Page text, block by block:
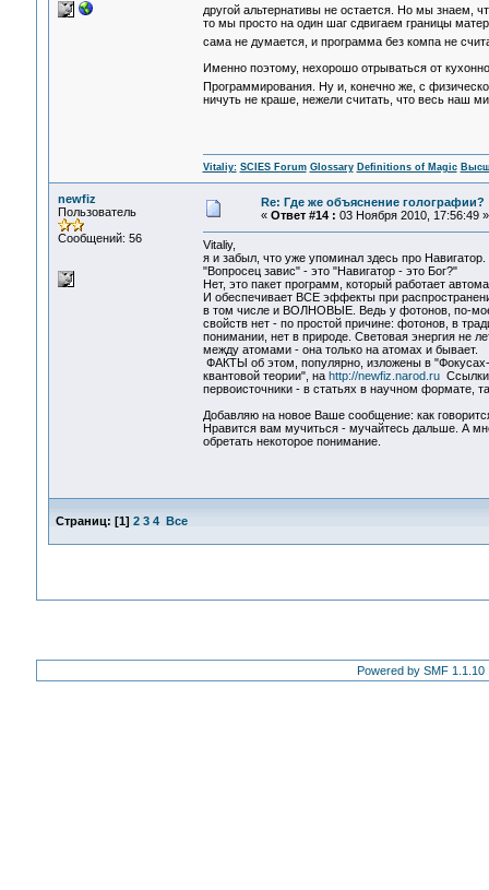
другой альтернативы не остается. Но мы знаем,
то мы просто на один шаг сдвигаем границы
сама не думается, и программа без компа не
Именно поэтому, нехорошо отрываться от
Программирования. Ну и, конечно же, с
ничуть не краше, нежели считать, что весь наш
Vitaliy: SCIES Forum Glossary Definitions of Magic
newfiz
Пользователь
Сообщений: 56
Re: Где же объяснение голографии?
« Ответ #14 : 03 Ноября 2010, 17:56:49 »
Vitaliy,
я и забыл, что уже упоминал здесь про Навигатор.
"Вопросец завис" - это "Навигатор - это Бог?"
Нет, это пакет программ, который работает
И обеспечивает ВСЕ эффекты при
в том числе и ВОЛНОВЫЕ. Ведь у фотонов, по-
свойств нет - по простой причине: фотонов, в
понимании, нет в природе. Световая энергия не
между атомами - она только на атомах и бывает.
ФАКТЫ об этом, популярно, изложены в
квантовой теории", на http://newfiz.narod.ruСсылки
первоисточники - в статьях в научном формате,
Добавляю на новое Ваше сообщение: как
Нравится вам мучиться - мучайтесь дальше. А
обретать некоторое понимание.
Страниц: [1] 2 3 4 Все
Powered by SMF 1.1.10